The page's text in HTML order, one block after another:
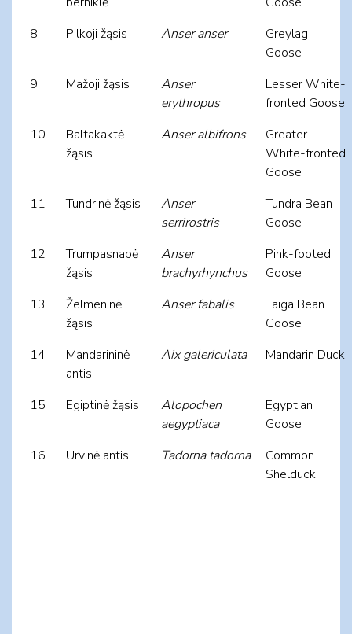
8
Pilkoji žąsis Anser anser
Greylag
Goose
9
Mažoji žąsis
Anser
erythropus
Lesser White-
fronted Goose
10
Baltakaktė
žąsis
Anser albifrons
Greater
White-fronted
Goose
11
Tundrinė žąsis
Anser
serrirostris
Tundra Bean
Goose
12
Trumpasnapė
žąsis
Anser
brachyrhynchus
Pink-footed
Goose
13
Želmeninė
žąsis
Anser fabalis
Taiga Bean
Goose
14
Mandarininė
antis
Aix galericulata Mandarin Duck
15 Egiptinė žąsis
Alopochen
aegyptiaca
Egyptian
Goose
16
Urvinė antis Tadorna tadorna
Common
Shelduck